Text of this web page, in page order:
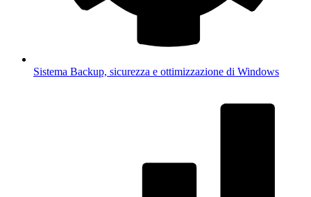
Sistema Backup, sicurezza e ottimizzazione di Windows